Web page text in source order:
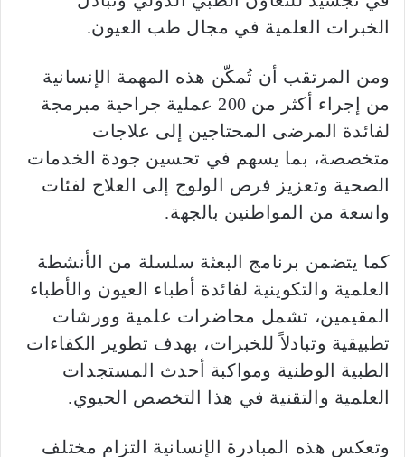
الخبرات العلمية في مجال طب العيون.
ومن المرتقب أن تُمكّن هذه المهمة الإنسانية
من إجراء أكثر من 200 عملية جراحية مبرمجة
لفائدة المرضى المحتاجين إلى علاجات
متخصصة، بما يسهم في تحسين جودة الخدمات
الصحية وتعزيز فرص الولوج إلى العلاج لفئات
واسعة من المواطنين بالجهة.
كما يتضمن برنامج البعثة سلسلة من الأنشطة
العلمية والتكوينية لفائدة أطباء العيون والأطباء
المقيمين، تشمل محاضرات علمية وورشات
تطبيقية وتبادلاً للخبرات، بهدف تطوير الكفاءات
الطبية الوطنية ومواكبة أحدث المستجدات
العلمية والتقنية في هذا التخصص الحيوي.
وتعكس هذه المبادرة الإنسانية التزام مختلف